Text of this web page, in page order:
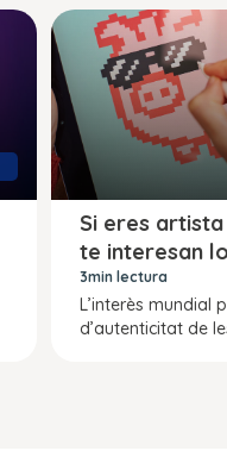
Si eres
te interesan
3min lectura
L’interès mundial
d’autenticitat de